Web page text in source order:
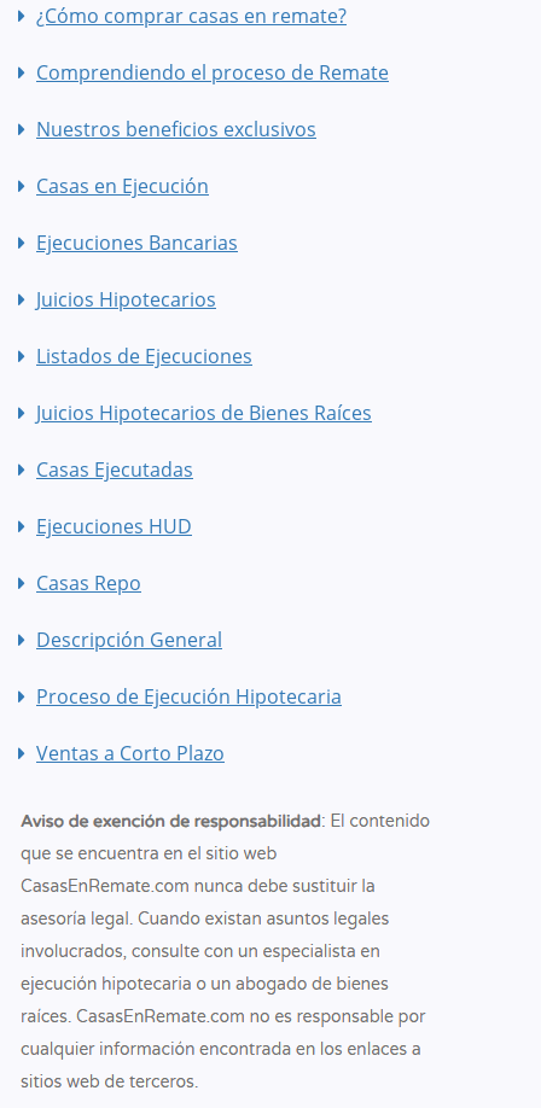
¿Cómo comprar casas en remate?
Comprendiendo el proceso de Remate
Nuestros beneficios exclusivos
Casas en Ejecución
Ejecuciones Bancarias
Juicios Hipotecarios
Listados de Ejecuciones
Juicios Hipotecarios de Bienes Raíces
Casas Ejecutadas
Ejecuciones HUD
Casas Repo
Descripción General
Proceso de Ejecución Hipotecaria
Ventas a Corto Plazo